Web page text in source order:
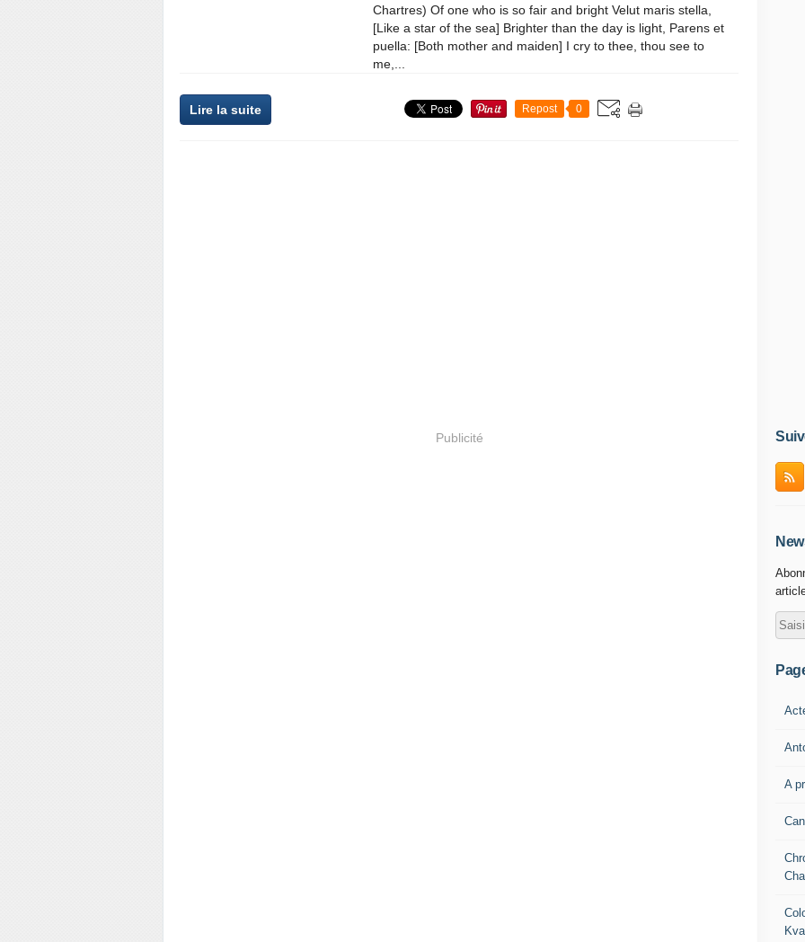
Chartres) Of one who is so fair and bright Velut maris stella,
[Like a star of the sea] Brighter than the day is light, Parens et
puella: [Both mother and maiden] I cry to thee, thou see to
me,...
Lire la suite Repost 0
Publicité
A